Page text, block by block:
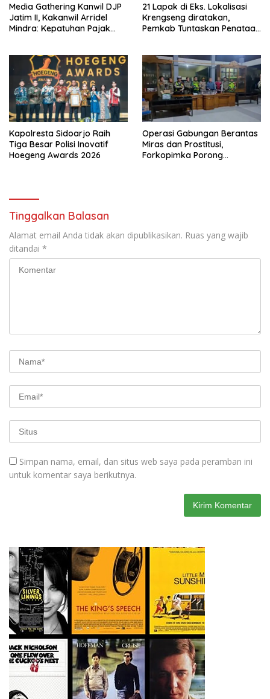
Media Gathering Kanwil DJP
Jatim II, Kakanwil Arridel
Mindra: Kepatuhan Pajak
21 Lapak di Eks. Lokalisasi
Krengseng diratakan,
Pemkab Tuntaskan Penataan
Kapolresta Sidoarjo Raih
Tiga Besar Polisi Inovatif
Hoegeng Awards 2026
Operasi Gabungan Berantas
Miras dan Prostitusi,
Forkopimka Porong
Tinggalkan Balasan
Alamat email Anda tidak akan dipublikasikan. Ruas yang wajib
ditandai *
Simpan nama, email, dan situs web saya pada peramban ini
untuk komentar saya berikutnya.